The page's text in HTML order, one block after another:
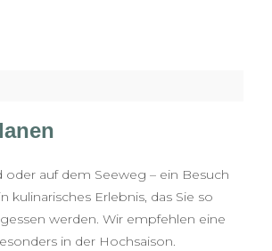
oder auf dem Seeweg – ein Besuch
kulinarisches Erlebnis, das Sie so
werden. Wir empfehlen eine
in der Hochsaison.